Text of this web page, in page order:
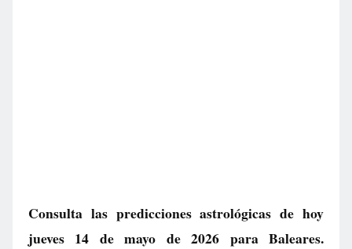
Consulta las predicciones astrológicas de hoy
jueves 14 de mayo de 2026 para Baleares.